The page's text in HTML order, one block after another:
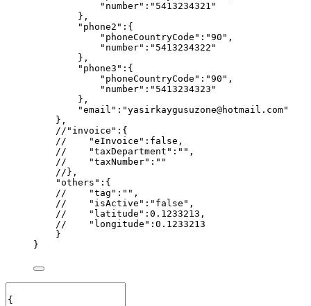
" number" : " 5413234321 "
},
" phone2 " : {
" phoneCountryCode " : "90 " ,
" number" : " 5413234322 "
},
" phone3 " : {
" phoneCountryCode " : "90 " ,
" number" : " 5413234323 "
},
"email " : "yasirkaygusuzone@hotmail.com"
},
//"invoice":{
//    "eInvoice":false,
//    "taxDepartment":"",
//    "taxNumber":""
//},
"others " : {
//    "tag":"",
//    "isActive":"false",
//    "latitude":0.1233213,
//    "longitude":0.1233213
}
}